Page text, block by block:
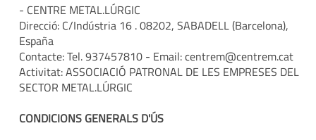
- CENTRE METAL.LÚRGIC
Direcció: C/Indústria 16 . 08202, SABADELL (Barcelona),
España
Contacte: Tel. 937457810 - Email: centrem@centrem.cat
Activitat: ASSOCIACIÓ PATRONAL DE LES EMPRESES DEL
SECTOR METAL.LÚRGIC
CONDICIONS GENERALS D'ÚS